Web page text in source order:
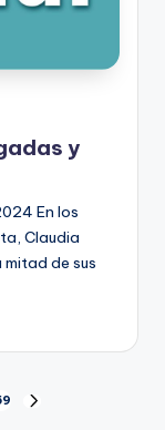
y
En los
Claudia
de sus